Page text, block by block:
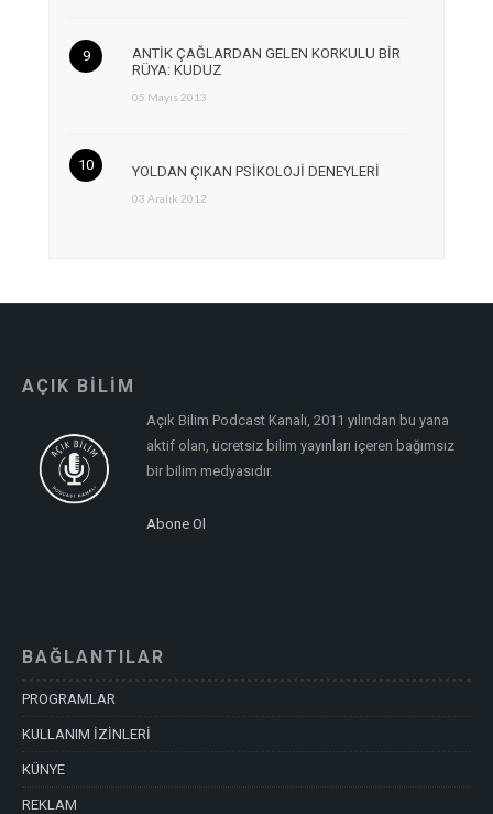
ANTİK ÇAĞLARDAN GELEN KORKULU BİR
RÜYA: KUDUZ
05 Mayıs 2013
YOLDAN ÇIKAN PSİKOLOJİ DENEYLERİ
03 Aralık 2012
AÇIK BİLİM
Açık Bilim Podcast Kanalı, 2011 yılından bu yana
aktif olan, ücretsiz bilim yayınları içeren bağımsız
bir bilim medyasıdır.
Abone Ol
BAĞLANTILAR
PROGRAMLAR
KULLANIM İZİNLERİ
KÜNYE
REKLAM